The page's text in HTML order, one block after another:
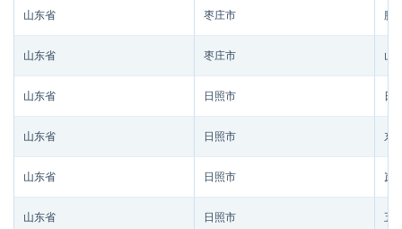
山东省 枣庄市 滕
山东省 枣庄市 山
山东省 日照市 日
山东省 日照市 东
山东省 日照市 岚
山东省 日照市 五